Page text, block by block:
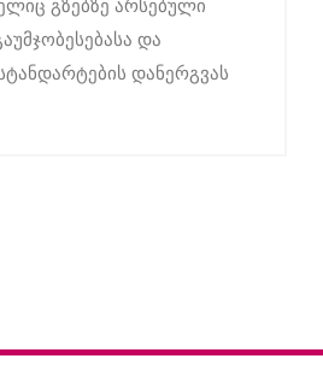
გზებზე არსებული
და
დანერგვას